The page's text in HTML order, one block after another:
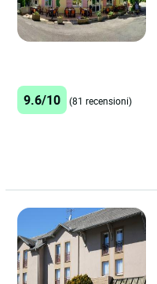
9.6/10 (81 recensioni)